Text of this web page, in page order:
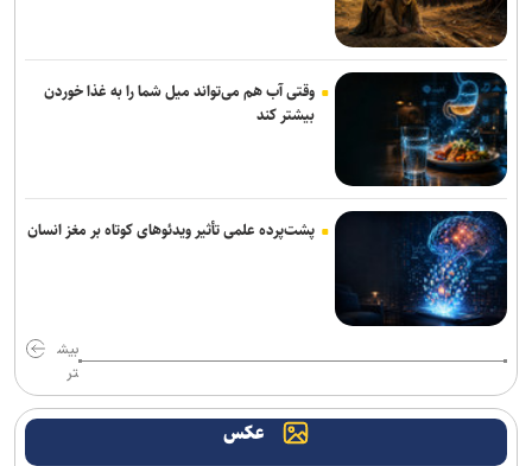
وقتی آب هم می‌تواند میل شما را به غذا خوردن
بیشتر کند
پشت‌پرده علمی تأثیر ویدئو‌های کوتاه بر مغز انسان
بیش
تر
عکس